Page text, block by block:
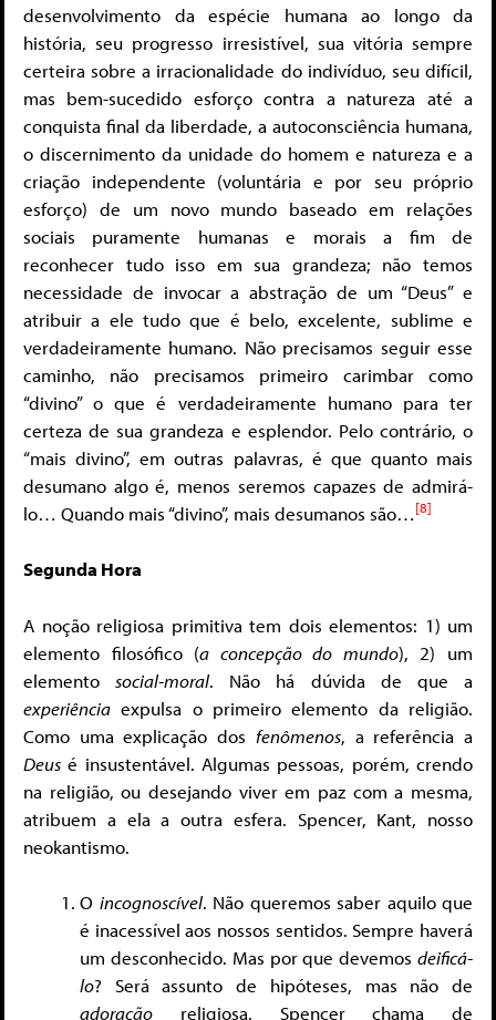
desenvolvimento da espécie humana ao longo da
história, seu progresso irresistível, sua vitória sempre
certeira sobre a irracionalidade do indivíduo, seu difícil,
mas bem-sucedido esforço contra a natureza até a
conquista final da liberdade, a autoconsciência humana,
o discernimento da unidade do homem e natureza e a
criação independente (voluntária e por seu próprio
esforço) de um novo mundo baseado em relações
sociais puramente humanas e morais a fim de
reconhecer tudo isso em sua grandeza; não temos
necessidade de invocar a abstração de um “Deus” e
atribuir a ele tudo que é belo, excelente, sublime e
verdadeiramente humano. Não precisamos seguir esse
caminho, não precisamos primeiro carimbar como
“divino” o que é verdadeiramente humano para ter
certeza de sua grandeza e esplendor. Pelo contrário, o
“mais divino”, em outras palavras, é que quanto mais
desumano algo é, menos seremos capazes de admirá-
lo… Quando mais “divino”, mais desumanos são…[8]
Segunda Hora
A noção religiosa primitiva tem dois elementos: 1) um
elemento filosófico (a concepção do mundo), 2) um
elementosocial-moral. Não há dúvida de que a
experiência expulsa o primeiro elemento da religião.
Como uma explicação dos fenômenos, a referência a
Deus é insustentável. Algumas pessoas, porém, crendo
na religião, ou desejando viver em paz com a mesma,
atribuem a ela a outra esfera. Spencer, Kant, nosso
neokantismo.
O incognoscível. Não queremos saber aquilo que
é inacessível aos nossos sentidos. Sempre haverá
um desconhecido. Mas por que devemos deificá-
lo? Será assunto de hipóteses, mas não de
adoração religiosa. Spencer chama de